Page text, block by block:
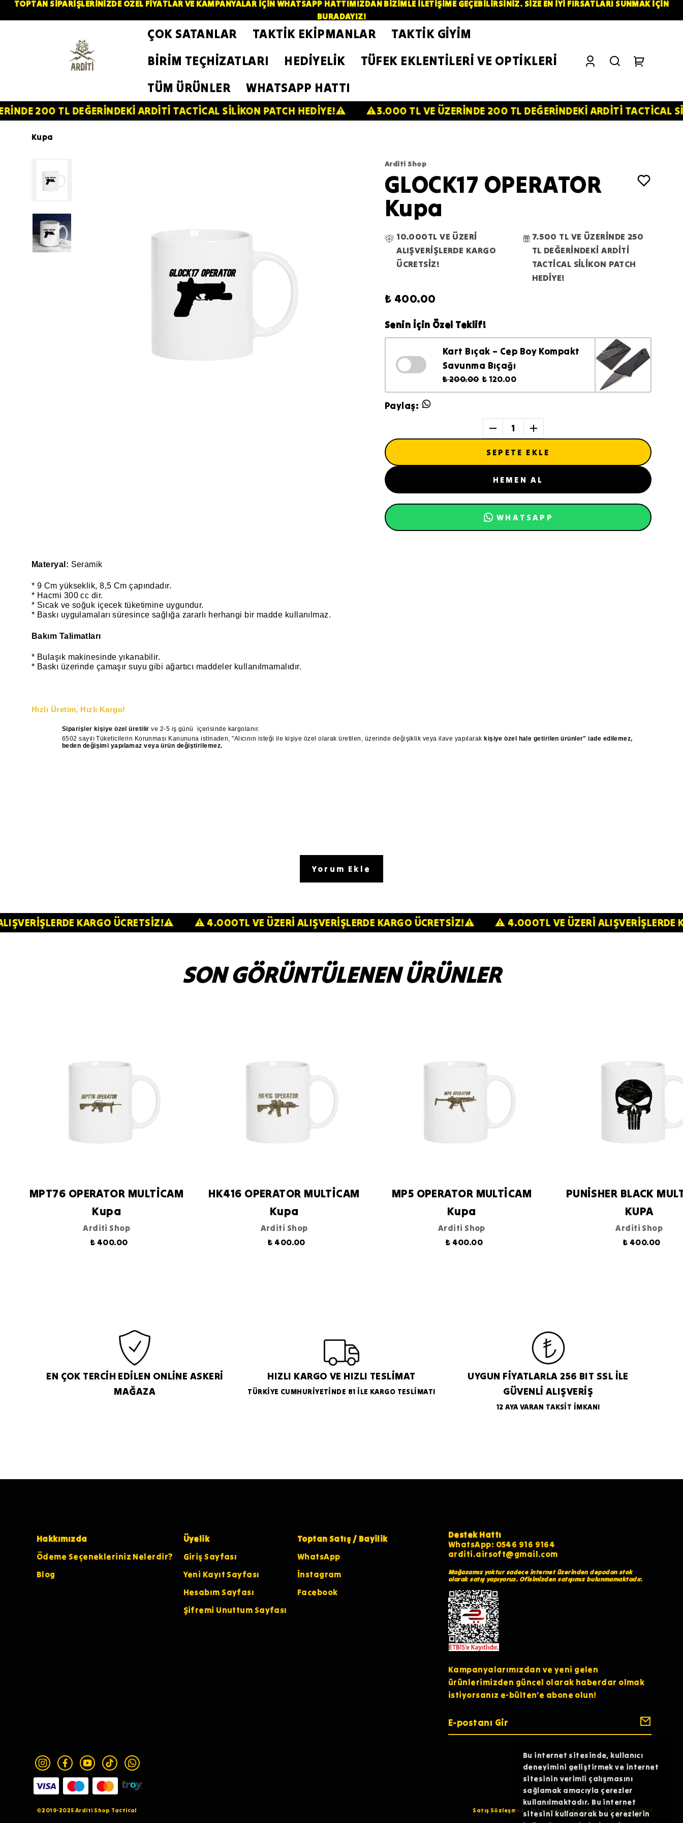
TOPTAN SİPARİŞLERİNİZDE ÖZEL FİYATLAR VE KAMPANYALAR İÇİN WHATSAPP HATTIMIZDAN BİZİMLE İLETİŞİME GEÇEBİLİRSİNİZ. SİZE EN İYİ FIRSATLARI SUNMAK İÇİN
BURADAYIZ!
ÇOK SATANLAR TAKTİK EKİPMANLAR
TAKTİK GİYİM
BİRİM TEÇHİZATLARI
HEDİYELİK
TÜFEK EKLENTİLERİ VE OPTİKLERİ
TÜM ÜRÜNLER
WHATSAPP HATTI
Bu internet sitesinde, kullanıcı
deneyimini geliştirmek ve internet
sitesinin verimli çalışmasını
sağlamak amacıyla çerezler
kullanılmaktadır. Bu internet
sitesini kullanarak bu çerezlerin
DEĞERİNDEKİ ARDİTİ TACTİCAL SİLİKON PATCH HEDİYE!⚠️ ⚠️3.000 TL VE ÜZERİNDE 200 TL DEĞERİNDEKİ ARDİTİ TACTİCAL SİLİKON
Kupa
Arditi Shop
GLOCK17 OPERATOR
Kupa
10.000TL VE ÜZERİ
ALIŞVERİŞLERDE KARGO
ÜCRETSİZ!
7.500 TL VE ÜZERİNDE 250
TL DEĞERİNDEKİ ARDİTİ
TACTİCAL SİLİKON PATCH
HEDİYE!
₺ 400.00
Senin İçin Özel Teklif!
Kart Bıçak – Cep Boy Kompakt
Savunma Bıçağı
₺ 200.00 ₺ 120.00
Paylaş:
1
SEPETE EKLE
HEMEN AL
WHATSAPP
Materyal: Seramik
* 9 Cm yükseklik, 8,5 Cm çapındadır.
* Hacmi 300 cc dir.
* Sıcak ve soğuk içecek tüketimine uygundur.
* Baskı uygulamaları süresince sağlığa zararlı herhangi bir madde kullanılmaz.
Bakım Talimatları
* Bulaşık makinesinde yıkanabilir.
* Baskı üzerinde çamaşır suyu gibi ağartıcı maddeler kullanılmamalıdır.
Hızlı Üretim, Hızlı Kargo!
Siparişler kişiye özel üretilir ve 2-5 iş günü
içerisinde kargolanır.
6502 sayılı Tüketicilerin Korunması Kanununa istinaden, "Alıcının isteği ile kişiye özel olarak üretilen, üzerinde değişiklik veya ilave yapılarak kişiye özel hale getirilen ürünler" iade edilemez,
beden değişimi yapılamaz veya ürün değiştirilemez.
Yorum Ekle
ALIŞVERİŞLERDE KARGO ÜCRETSİZ!⚠️ ⚠️ 4.000TL VE ÜZERİ ALIŞVERİŞLERDE KARGO ÜCRETSİZ!⚠️ ⚠️ 4.000TL VE ÜZERİ
SON GÖRÜNTÜLENEN ÜRÜNLER
MPT76 OPERATOR MULTİCAM
Kupa
Arditi Shop
₺ 400.00
HK416 OPERATOR MULTİCAM
Kupa
Arditi Shop
₺ 400.00
MP5 OPERATOR MULTİCAM
Kupa
Arditi Shop
₺ 400.00
PUNİSHER BLACK
KUPA
Arditi Shop
₺ 400.00
EN ÇOK TERCİH EDİLEN ONLİNE ASKERİ
MAĞAZA
HIZLI KARGO VE HIZLI TESLİMAT
TÜRKİYE CUMHURİYETİNDE 81 İLE KARGO TESLİMATI
UYGUN FİYATLARLA 256 BIT SSL İLE
GÜVENLİ ALIŞVERİŞ
12 AYA VARAN TAKSİT İMKANI
Hakkımızda
Ödeme Seçenekleriniz Nelerdir?
Blog
Üyelik
Giriş Sayfası
Yeni Kayıt Sayfası
Hesabım Sayfası
Şifremi Unuttum Sayfası
Toptan Satış / Bayilik
WhatsApp
İnstagram
Facebook
Destek Hattı
WhatsApp: 0546 916 9164
arditi.airsoft@gmail.com
Mağazamız yoktur sadece internet üzerinden depodan stok
olarak satış yapıyoruz. Ofisimizden satışımız bulunmamaktadır.
Kampanyalarımızdan ve yeni gelen
ürünlerimizden güncel olarak haberdar olmak
istiyorsanız e-bülten’e abone olun!
©2019-2025 Arditi Shop Tactical Satış Sözleşmesi İptal ve İade Koşulları İletişim Bilgileri